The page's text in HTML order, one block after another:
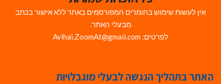
אין לעשות שימוש בחומרים המפורסמים באתר ללא אישור בכתב
מבעלי האתר.
לפרטים: Avihai.ZoomAt@gmail.com
האתר בתהליך הנגשה לבעלי מוגבלויות